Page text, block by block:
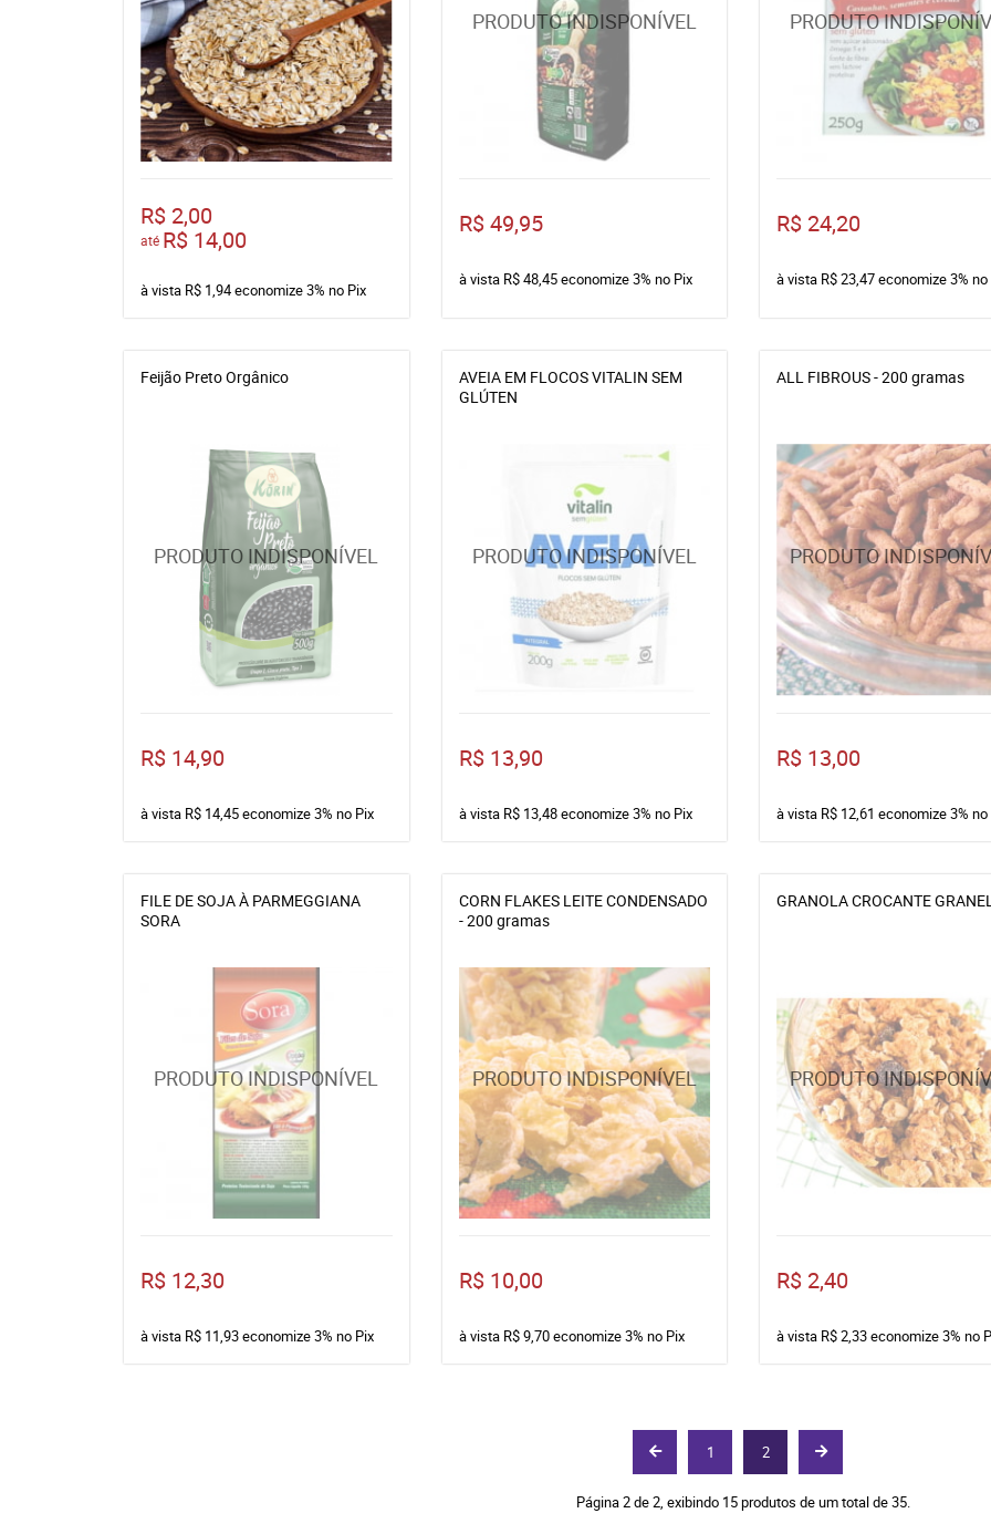
R$ 2,00
até R$ 14,00
à vista R$ 1,94economize3% no Pix
R$ 49,95
à vista R$ 48,45economize3% no Pix
R$ 24,20
à vista R$ 23,47economize3% no
Feijão Preto Orgânico
R$ 14,90
à vista R$ 14,45economize3% no Pix
AVEIA EM FLOCOS VITALIN SEM
GLÚTEN
R$ 13,90
à vista R$ 13,48economize3% no Pix
ALL FIBROUS - 200 gramas
R$ 13,00
à vista R$ 12,61 economize3% no
FILE DE SOJA À PARMEGGIANA
SORA
R$ 12,30
à vista R$ 11,93economize3% no Pix
CORN FLAKES LEITE CONDENSADO
- 200 gramas
R$ 10,00
à vista R$ 9,70economize3% no Pix
GRANOLA CROCANTE
R$ 2,40
à vista R$ 2,33economize3% no
1 2
Página 2 de 2, exibindo 15 produtos de um total de 35.